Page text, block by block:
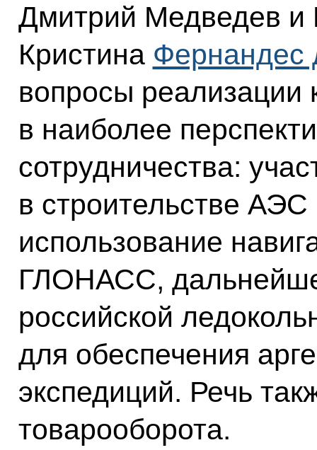
Дмитрий Медведев и
Кристина Фернандес
вопросы реализации
в наиболее
сотрудничества:
в строительстве
использование
ГЛОНАСС,
российской
для обеспечения
экспедиций. Речь
товарооборота.